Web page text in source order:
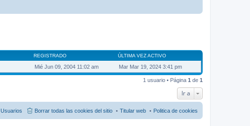
REGISTRADO ÚLTIMA VEZ ACTIVO
Mié Jun 09, 2004 11:02 am Mar Mar 19, 2024 3:41 pm
1 usuario • Página 1 de 1
Ir a
Politica de cookies
Titular web
Borrar todas las cookies del sitio
Usuarios